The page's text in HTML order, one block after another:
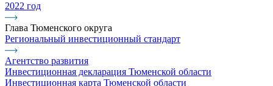
2022 год
Глава Тюменского округа
Региональный инвестиционный стандарт
Агентство развития
Инвестиционная декларация Тюменской области
Инвестиционная карта Тюменской области